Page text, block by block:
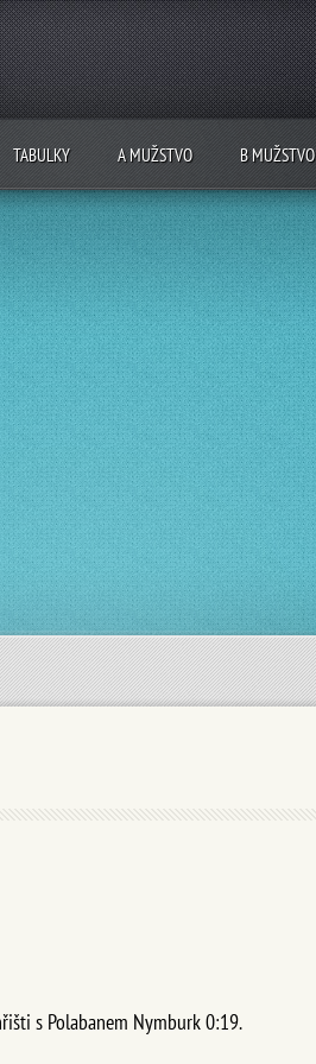
TABULKY A MUŽSTVO B MUŽSTVO
s Polabanem Nymburk 0:19.